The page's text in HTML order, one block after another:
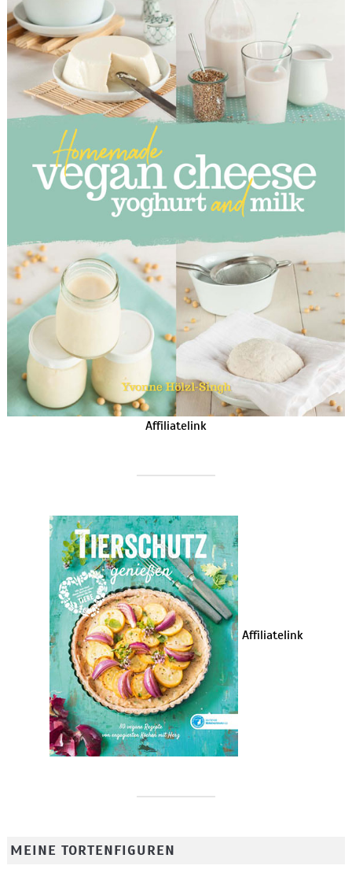
Affiliatelink
Affiliatelink
MEINE TORTENFIGUREN